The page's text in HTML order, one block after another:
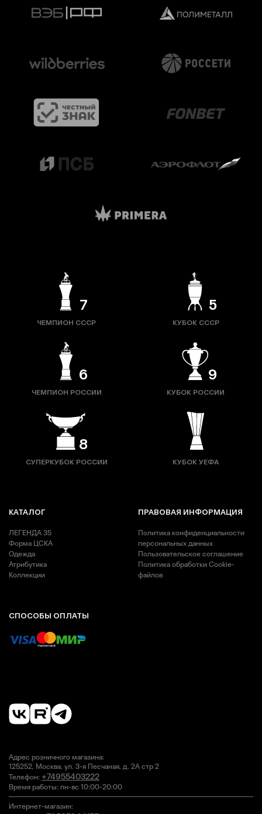
7
ЧЕМПИОН СССР
5
КУБОК СССР
6
ЧЕМПИОН РОССИИ
9
КУБОК РОССИИ
8
СУПЕРКУБОК РОССИИ КУБОК УЕФА
КАТАЛОГ
ЛЕГЕНДА 35
Форма ЦСКА
Одежда
Атрибутика
Коллекции
ПРАВОВАЯ ИНФОРМАЦИЯ
Политика конфиденциальности
персональных данных
Пользовательское соглашение
Политика обработки Cookie-
файлов
СПОСОБЫ ОПЛАТЫ
Адрес розничного магазина:
125252, Москва, ул. 3-я Песчаная, д. 2А стр 2
Телефон: +74955403222
Время работы: пн-вс 10:00-20:00
Интернет-магазин: